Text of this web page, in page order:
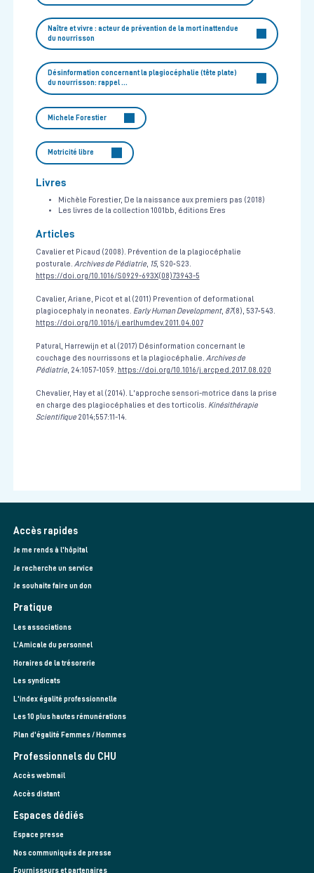
Naître et vivre : acteur de prévention de la mort inattendue
du nourrisson
Désinformation concernant la plagiocéphalie (tête plate)
du nourrisson: rappel …
Michele Forestier
Motricité libre
Livres
Michèle Forestier, De la naissance aux premiers pas (2018)
Les livres de la collection 1001bb, éditions Eres
Articles
Cavalier et Picaud (2008). Prévention de la plagiocéphalie
posturale. Archives de Pédiatrie, 15, S20‑S23.
https://doi.org/10.1016/S0929-693X(08)73943-5
Cavalier, Ariane, Picot et al (2011) Prevention of deformational
plagiocephaly in neonates.
Early Human Development, 87(8), 537‑543.
https://doi.org/10.1016/j.earlhumdev.2011.04.007
Patural, Harrewijn et al (2017) Désinformation concernant le
couchage des nourrissons et la plagiocéphalie. Archives de
Pédiatrie, 24:1057-1059. https://doi.org/10.1016/j.arcped.2017.08.020
Chevalier, Hay et al (2014). L'approche sensori-motrice dans la prise
en charge des plagiocéphalies et des torticolis.
Kinésithérapie
Scientifique2014;557:11-14.
Accès rapides
Je me rends à l'hôpital
Je recherche un service
Je souhaite faire un don
Pratique
Les associations
L’Amicale du personnel
Horaires de la trésorerie
Les syndicats
L'index égalité professionnelle
Les 10 plus hautes rémunérations
Plan d'égalité Femmes / Hommes
Professionnels du CHU
Accès webmail
Accès distant
Espaces dédiés
Espace presse
Nos communiqués de presse
Fournisseurs et partenaires